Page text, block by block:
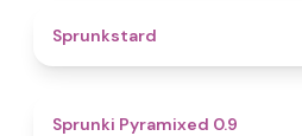
Sprunkstard
Sprunki Pyramixed 0.9